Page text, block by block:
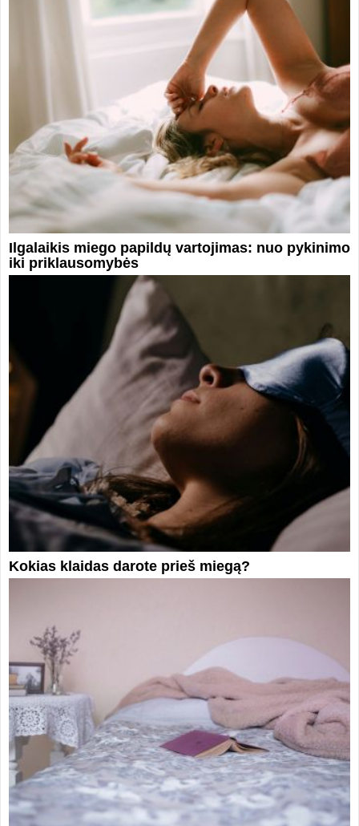
Ilgalaikis miego papildų vartojimas: nuo pykinimo
iki priklausomybės
Kokias klaidas darote prieš miegą?